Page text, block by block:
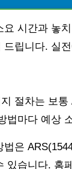
요 시간과 놓
드립니다. 실
절차는 보
법마다 예상
법은
있습니다. 홈